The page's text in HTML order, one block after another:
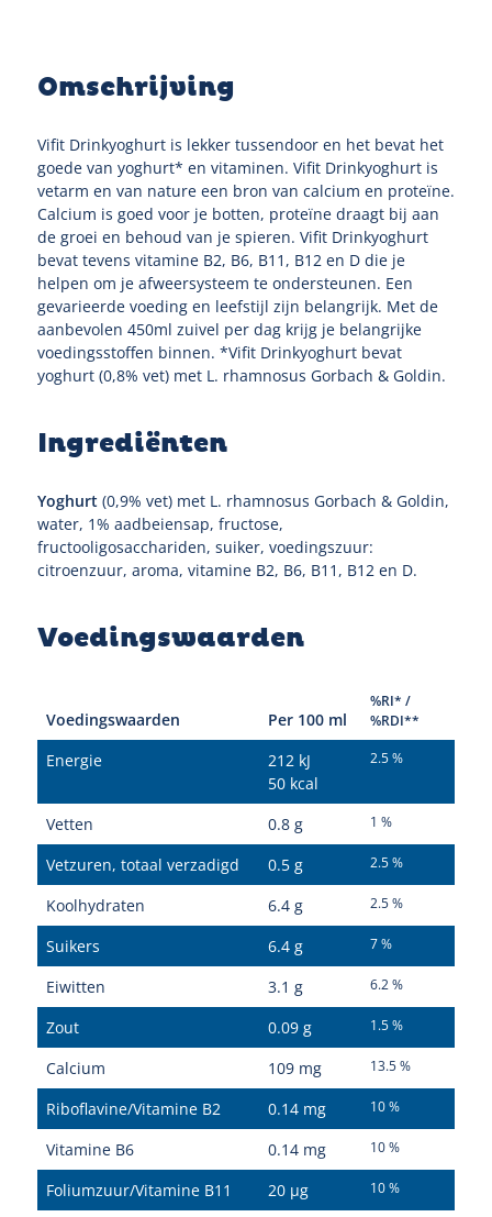
Omschrijving
Vifit Drinkyoghurt is lekker tussendoor en het bevat het
goede van yoghurt* en vitaminen. Vifit Drinkyoghurt is
vetarm en van nature een bron van calcium en proteïne.
Calcium is goed voor je botten, proteïne draagt bij aan
de groei en behoud van je spieren. Vifit Drinkyoghurt
bevat tevens vitamine B2, B6, B11, B12 en D die je
helpen om je afweersysteem te ondersteunen. Een
gevarieerde voeding en leefstijl zijn belangrijk. Met de
aanbevolen 450ml zuivel per dag krijg je belangrijke
voedingsstoffen binnen. *Vifit Drinkyoghurt bevat
yoghurt (0,8% vet) met L. rhamnosus Gorbach & Goldin.
Ingrediënten
Yoghurt (0,9% vet) met L. rhamnosus Gorbach & Goldin,
water, 1% aadbeiensap, fructose,
fructooligosacchariden, suiker, voedingszuur:
citroenzuur, aroma, vitamine B2, B6, B11, B12 en D.
Voedingswaarden
Voedingswaarden Per 100 ml
%RI* /
%RDI**
Energie
212 kJ
50 kcal
2.5 %
Vetten 0.8 g 1 %
Vetzuren, totaal verzadigd 0.5 g 2.5 %
Koolhydraten 6.4 g 2.5 %
Suikers 6.4 g 7 %
Eiwitten 3.1 g 6.2 %
Zout 0.09 g 1.5 %
Calcium 109 mg 13.5 %
Riboflavine/Vitamine B2 0.14 mg 10 %
Vitamine B6 0.14 mg 10 %
Foliumzuur/Vitamine B11 20 µg 10 %